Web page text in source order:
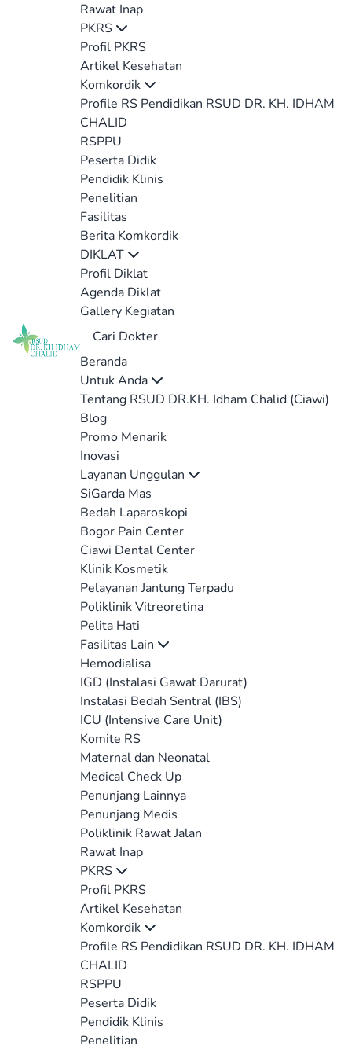
Rawat Inap
PKRS
Profil PKRS
Artikel Kesehatan
Komkordik
Profile RS Pendidikan RSUD DR. KH. IDHAM
CHALID
RSPPU
Peserta Didik
Pendidik Klinis
Penelitian
Fasilitas
Berita Komkordik
DIKLAT
Profil Diklat
Agenda Diklat
Gallery Kegiatan
Cari Dokter
Beranda
Untuk Anda
Tentang RSUD DR.KH. Idham Chalid (Ciawi)
Blog
Promo Menarik
Inovasi
Layanan Unggulan
SiGarda Mas
Bedah Laparoskopi
Bogor Pain Center
Ciawi Dental Center
Klinik Kosmetik
Pelayanan Jantung Terpadu
Poliklinik Vitreoretina
Pelita Hati
Fasilitas Lain
Hemodialisa
IGD (Instalasi Gawat Darurat)
Instalasi Bedah Sentral (IBS)
ICU (Intensive Care Unit)
Komite RS
Maternal dan Neonatal
Medical Check Up
Penunjang Lainnya
Penunjang Medis
Poliklinik Rawat Jalan
Rawat Inap
PKRS
Profil PKRS
Artikel Kesehatan
Komkordik
Profile RS Pendidikan RSUD DR. KH. IDHAM
CHALID
RSPPU
Peserta Didik
Pendidik Klinis